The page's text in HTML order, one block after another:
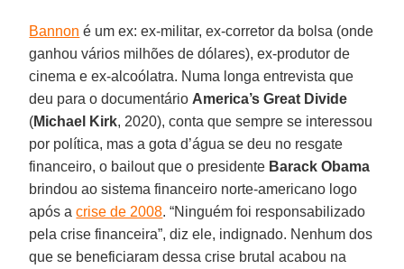
Bannon é um ex: ex-militar, ex-corretor da bolsa (onde
ganhou vários milhões de dólares), ex-produtor de
cinema e ex-alcoólatra. Numa longa entrevista que
deu para o documentário America’s Great Divide
(Michael Kirk, 2020), conta que sempre se interessou
por política, mas a gota d’água se deu no resgate
financeiro, o bailout que o presidente Barack Obama
brindou ao sistema financeiro norte-americano logo
após acrise de 2008. “Ninguém foi responsabilizado
pela crise financeira”, diz ele, indignado. Nenhum dos
que se beneficiaram dessa crise brutal acabou na